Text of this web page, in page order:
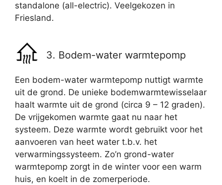
standalone (all-electric). Veelgekozen in
Friesland.
3. Bodem-water warmtepomp
Een bodem-water warmtepomp nuttigt warmte
uit de grond. De unieke bodemwarmtewisselaar
haalt warmte uit de grond (circa 9 – 12 graden).
De vrijgekomen warmte gaat nu naar het
systeem. Deze warmte wordt gebruikt voor het
aanvoeren van heet water t.b.v. het
verwarmingssysteem. Zo’n grond-water
warmtepomp zorgt in de winter voor een warm
huis, en koelt in de zomerperiode.